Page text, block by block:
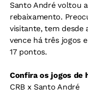
Santo André voltou
rebaixamento.
visitante, tem desde
vence há três jogos
17 pontos.
Confira os jogos de
CRB x Santo André